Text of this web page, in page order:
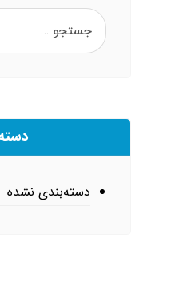
دسته‌بندی نشده